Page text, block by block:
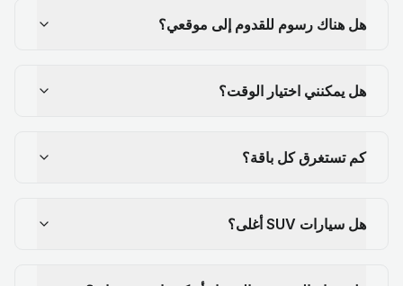
هل هناك رسوم للقدوم إلى موقعي؟
هل يمكنني اختيار الوقت؟
كم تستغرق كل باقة؟
هل سيارات SUV أغلى؟